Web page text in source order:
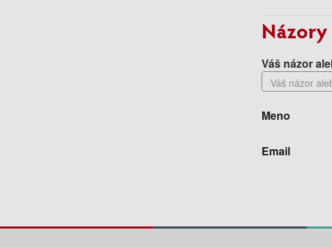
Váš názor
Meno
Email